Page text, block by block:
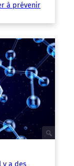
à prévenir
y a des